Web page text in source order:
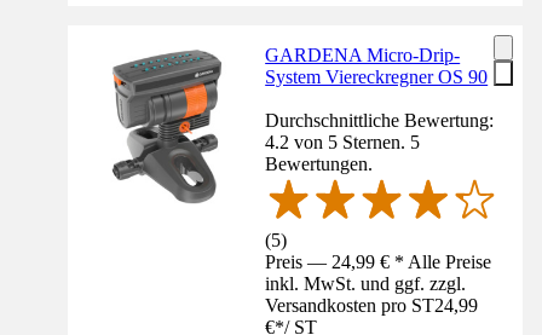
GARDENA Micro-Drip-
System Viereckregner OS 90
Durchschnittliche Bewertung:
4.2 von 5 Sternen. 5
Bewertungen.
(5)
Preis — 24,99 € * Alle Preise
inkl. MwSt. und ggf. zzgl.
Versandkosten pro ST24,99
€*/ ST